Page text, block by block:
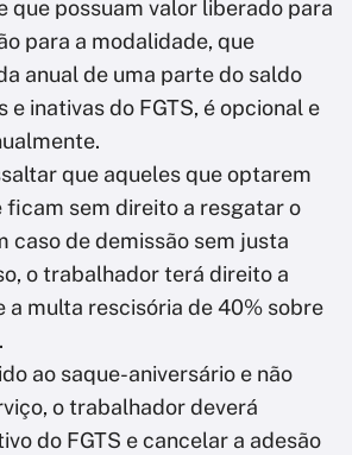
que possuam valor liberado para
para a modalidade, que
anual de uma parte do saldo
e inativas do FGTS, é opcional e
que aqueles que optarem
ficam sem direito a resgatar o
caso de demissão sem justa
o trabalhador terá direito a
a multa rescisória de 40% sobre
ao saque-aniversário e não
o trabalhador deverá
do FGTS e cancelar a adesão